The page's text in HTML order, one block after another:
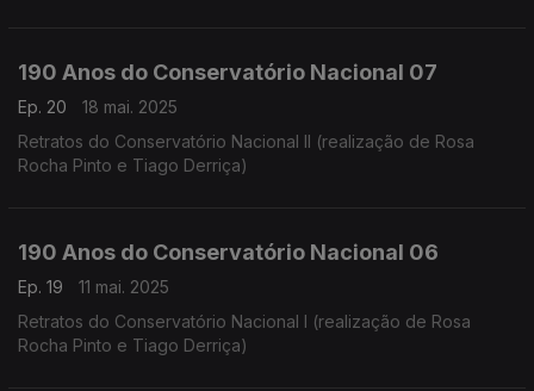
190 Anos do Conservatório Nacional 07
Ep. 20
18 mai. 2025
Retratos do Conservatório Nacional II (realização de Rosa
Rocha Pinto e Tiago Derriça)
190 Anos do Conservatório Nacional 06
Ep. 19
11 mai. 2025
Retratos do Conservatório Nacional I (realização de Rosa
Rocha Pinto e Tiago Derriça)